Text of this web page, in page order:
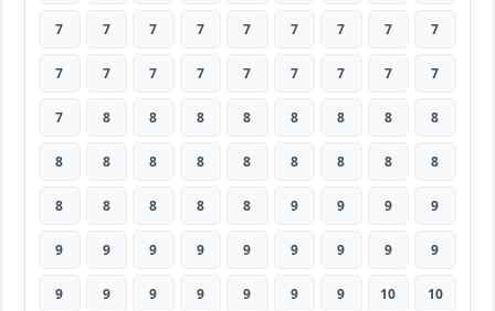
7 7 7 7 7 7 7 7 7
7 7 7 7 7 7 7 7 7
7 8 8 8 8 8 8 8 8
8 8 8 8 8 8 8 8 8
8 8 8 8 8 9 9 9 9
9 9 9 9 9 9 9 9 9
9 9 9 9 9 9 9 10 10